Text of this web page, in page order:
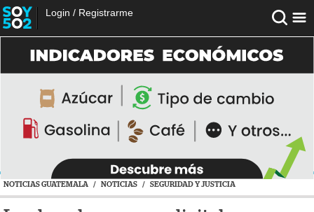
Login / Registrarme
NOTICIAS GUATEMALA / NOTICIAS / SEGURIDAD Y JUSTICIA